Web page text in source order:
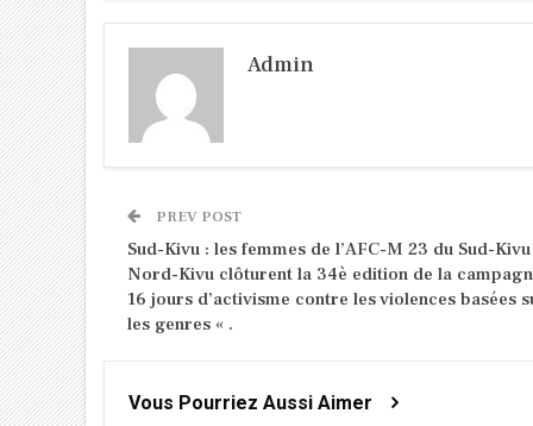
Admin
PREV POST
Sud-Kivu : les femmes de l’AFC-M 23 du Sud-
Nord-Kivu clôturent la 34è edition de la
16 jours d’activisme contre les violences basées
les genres « .
Vous Pourriez Aussi Aimer